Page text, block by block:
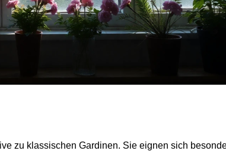
zu klassischen Gardinen. Sie eignen sich